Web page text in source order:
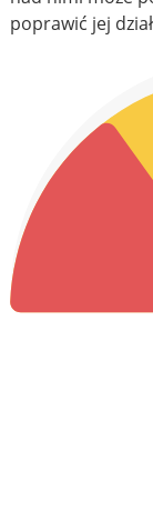
poprawić jej